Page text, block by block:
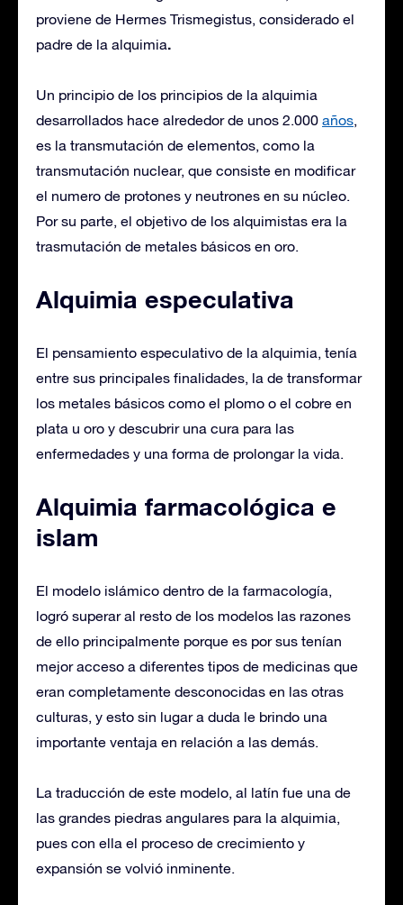
proviene de Hermes Trismegistus, considerado el
padre de la alquimia.
Un principio de los principios de la alquimia
desarrollados hace alrededor de unos 2.000 años,
es la transmutación de elementos, como la
transmutación nuclear, que consiste en modificar
el numero de protones y neutrones en su núcleo.
Por su parte, el objetivo de los alquimistas era la
trasmutación de metales básicos en oro.
Alquimia especulativa
El pensamiento especulativo de la alquimia, tenía
entre sus principales finalidades, la de transformar
los metales básicos como el plomo o el cobre en
plata u oro y descubrir una cura para las
enfermedades y una forma de prolongar la vida.
Alquimia farmacológica e
islam
El modelo islámico dentro de la farmacología,
logró superar al resto de los modelos las razones
de ello principalmente porque es por sus tenían
mejor acceso a diferentes tipos de medicinas que
eran completamente desconocidas en las otras
culturas, y esto sin lugar a duda le brindo una
importante ventaja en relación a las demás.
La traducción de este modelo, al latín fue una de
las grandes piedras angulares para la alquimia,
pues con ella el proceso de crecimiento y
expansión se volvió inminente.